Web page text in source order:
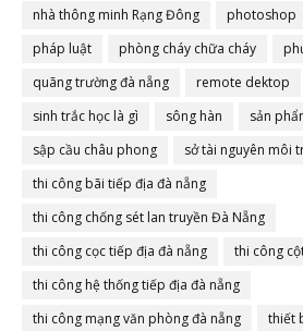
nhà thông minh Rạng Đông
photoshop
pháp luật
phòng cháy chữa cháy
quãng trường đà nẵng
remote dektop
sinh trắc học là gì
sông hàn
sản
sập cầu châu phong
sở tài nguyên môi
thi công bãi tiếp địa đà nẵng
thi công chống sét lan truyền Đà Nẵng
thi công cọc tiếp địa đà nẵng
thi công
thi công hệ thống tiếp địa đà nẵng
thi công mạng văn phòng đà nẵng
thiết